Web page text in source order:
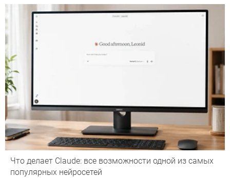
Что делает Сlaude: все возможности одной из самых
популярных нейросетей